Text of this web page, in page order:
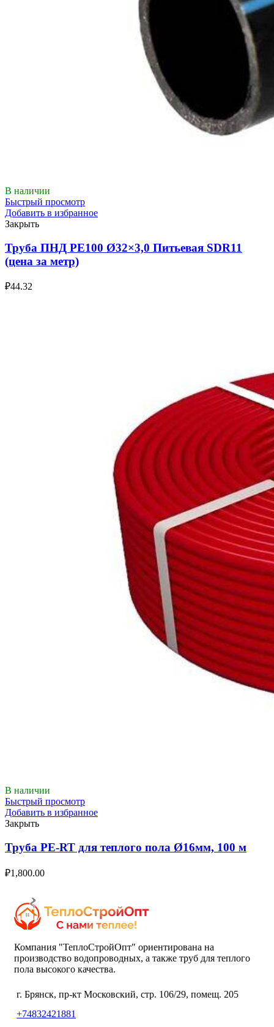
В наличии
Быстрый просмотр
Добавить в избранное
Закрыть
Труба ПНД РЕ100 Ø32×3,0 Питьевая SDR11
(цена за метр)
₽44.32
В наличии
Быстрый просмотр
Добавить в избранное
Закрыть
Труба PE-RT для теплого пола Ø16мм, 100 м
₽1,800.00
Компания "ТеплоСтройОпт" ориентирована на
производство водопроводных, а также труб для теплого
пола высокого качества.
г. Брянск, пр-кт Московский, стр. 106/29, помещ. 205
+74832421881